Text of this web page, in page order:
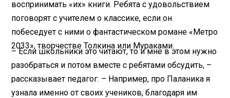
воспринимать «их» книги. Ребята с удовольствием
поговорят с учителем о классике, если он
побеседует с ними о фантастическом романе «Метро
2033», творчестве Толкина или Мураками.
– Если школьники это читают, то и мне в этом нужно
разобраться и потом вместе с ребятами обсудить, –
рассказывает педагог. – Например, про Паланика я
узнала именно от своих учеников, благодаря им